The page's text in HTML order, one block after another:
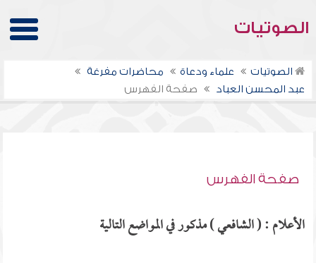
الصوتيات
الصوتيات علماء ودعاة
محاضرات مفرغة
عبد المحسن العباد
صفحة الفهرس
صفحة الفهرس
الأعلام : ( الشافعي ) مذكور في المواضع التالية